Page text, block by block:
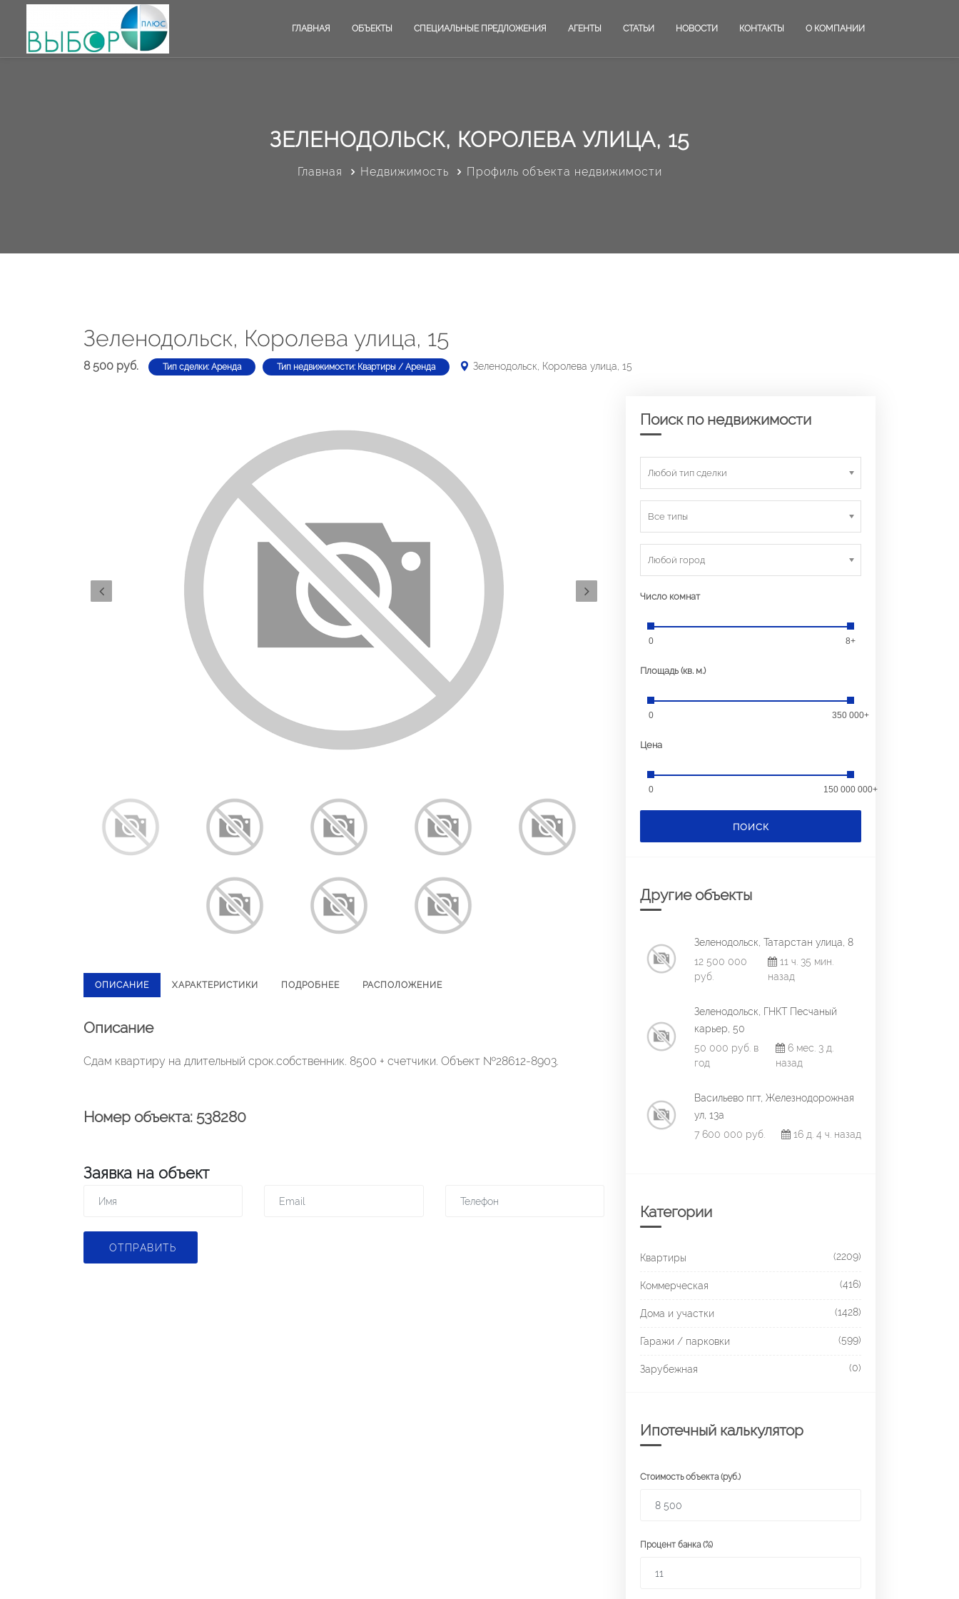
ГЛАВНАЯ ОБЪЕКТЫ СПЕЦИАЛЬНЫЕ ПРЕДЛОЖЕНИЯ АГЕНТЫ СТАТЬИ НОВОСТИ КОНТАКТЫ О КОМПАНИИ
ЗЕЛЕНОДОЛЬСК, КОРОЛЕВА УЛИЦА, 15
Главная Недвижимость Профиль объекта недвижимости
Зеленодольск, Королева улица, 15
8 500 руб. Тип сделки: Аренда Тип недвижимости: Квартиры / Аренда Зеленодольск, Королева улица, 15
ОПИСАНИЕ ХАРАКТЕРИСТИКИ ПОДРОБНЕЕ РАСПОЛОЖЕНИЕ
Описание
Сдам квартиру на длительный срок.собственник. 8500 + счетчики. Объект №28612-8903.
Номер объекта: 538280
Заявка на объект
ОТПРАВИТЬ
Поиск по недвижимости
Любой тип сделки
Все типы
Любой город
Число комнат
0 8+
Площадь (кв. м.)
0 350 000+
Цена
0 150 000 000+
ПОИСК
Другие объекты
Зеленодольск, Татарстан улица, 8
12 500 000
руб.
11 ч. 35 мин.
назад
Зеленодольск, ГНКТ Песчаный
карьер, 50
50 000 руб. в
год
6 мес. 3 д.
назад
Васильево пгт, Железнодорожная
ул, 13а
7 600 000 руб.
16 д. 4 ч. назад
Категории
Квартиры (2209)
Коммерческая (416)
Дома и участки (1428)
Гаражи / парковки (599)
Зарубежная (0)
Ипотечный калькулятор
Стоимость объекта (руб.)
Процент банка (%)